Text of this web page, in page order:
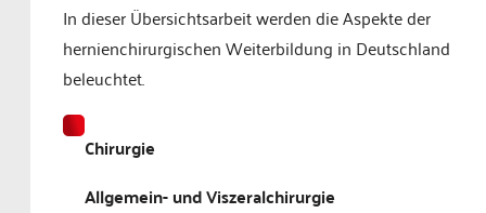
In dieser Übersichtsarbeit werden die Aspekte der
hernienchirurgischen Weiterbildung in Deutschland
beleuchtet.
Chirurgie
Allgemein- und Viszeralchirurgie